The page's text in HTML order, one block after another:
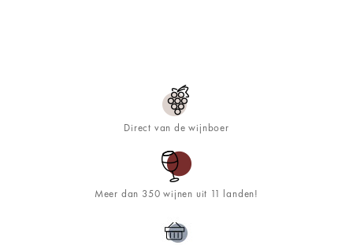
Direct van de wijnboer
Meer dan 350 wijnen uit 11 landen!